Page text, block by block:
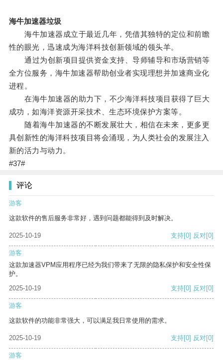
海牛加速器垃圾
海牛加速器成立于最近几年，凭借其独特的定位和前瞻
性的眼光，迅速成为海洋科技创新领域的领头羊。
通过为创新项目提供资金支持、导师辅导和市场营销等
全方位服务，海牛加速器帮助创业者实现理想并加速商业化
进程。
在海牛加速器的助力下，不少海洋科技项目获得了巨大
成功，如海洋资源开采技术、生态环境保护方案等。
随着海牛加速器的不断发展壮大，相信在未来，更多更
具创新性的海洋科技项目将会涌现，为人类社会的发展注入
新的活力与动力。
#37#
评论
游客
这款软件的售后服务非常好，遇到问题都能得到及时解决。
2025-10-19 支持[0] 反对[0]
游客
这款加速器VPM应用程序已经为我们带来了无限的隐私保护和安全性保
护。
2025-10-19
支持[0] 反对[0]
游客
这款软件的功能非常强大，可以满足我日常使用的需求。
2025-10-19 支持[0] 反对[0]
游客